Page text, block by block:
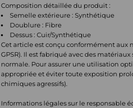
Composition détaillée du produit :
Semelle extérieure : Synthétique
Doublure : Fibre
Dessus : Cuir/Synthétique
Cet article est conçu conformément aux
GPSR). Il est fabriqué avec des
normale. Pour assurer une utilisation
appropriée et éviter toute exposition
chimiques agressifs).
Informations légales sur le responsable